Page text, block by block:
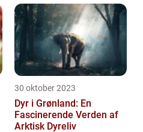
30 oktober 2023
Dyr i Grønland: En
Fascinerende Verden af
Arktisk Dyreliv